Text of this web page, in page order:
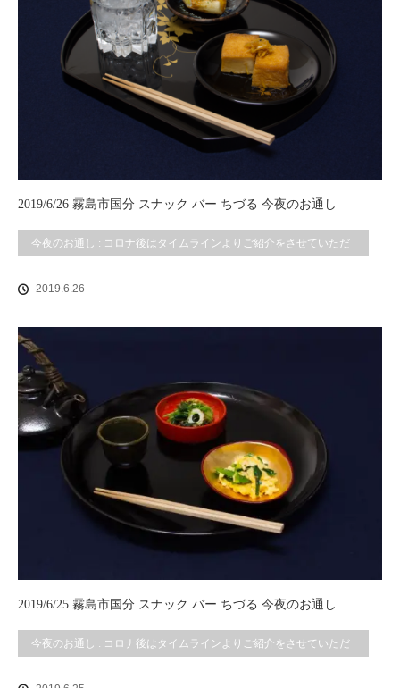
2019/6/26 霧島市国分 スナック バー ちづる 今夜のお通し
今夜のお通し : コロナ後はタイムラインよりご紹介をさせていただ
2019.6.26
2019/6/25 霧島市国分 スナック バー ちづる 今夜のお通し
今夜のお通し : コロナ後はタイムラインよりご紹介をさせていただ